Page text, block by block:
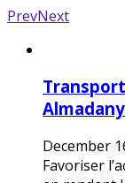
PrevNext
December
Favoriser